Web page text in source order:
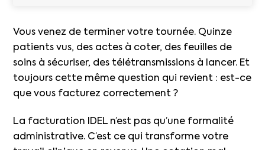
Vous venez de terminer votre tournée. Quinze
patients vus, des actes à coter, des feuilles de
soins à sécuriser, des télétransmissions à lancer. Et
toujours cette même question qui revient : est-ce
que vous facturez correctement ?
La facturation IDEL n’est pas qu’une formalité
administrative. C’est ce qui transforme votre